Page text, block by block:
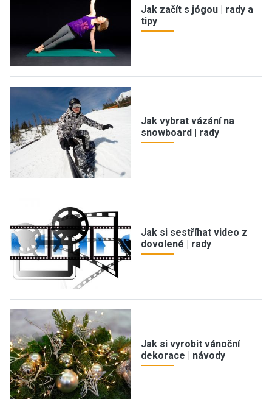
Jak začít s jógou | rady a
tipy
Jak vybrat vázání na
snowboard | rady
Jak si sestříhat video z
dovolené | rady
Jak si vyrobit vánoční
dekorace | návody